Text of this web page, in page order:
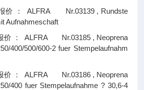
价 ：
ALFRA Nr.03139 , Rundste
Aufnahmeschaft
价 ：
ALFRA Nr.03185 , Neoprena
400/500/600-2 fuer Stempelaufnahm
价 ：
ALFRA Nr.03186 , Neoprena
400 fuer Stempelaufnahme ? 30,6-4